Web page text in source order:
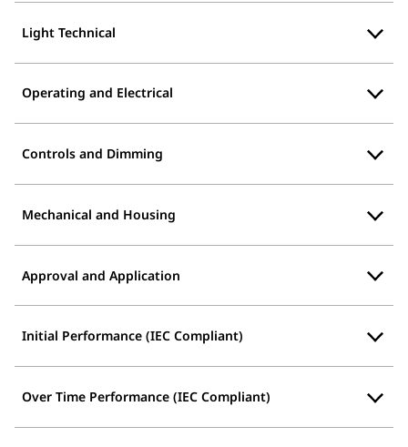
Light Technical
Operating and Electrical
Controls and Dimming
Mechanical and Housing
Approval and Application
Initial Performance (IEC Compliant)
Over Time Performance (IEC Compliant)